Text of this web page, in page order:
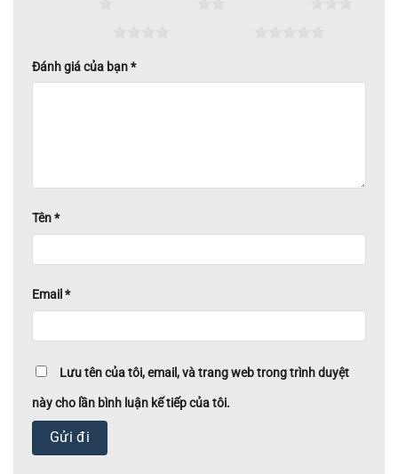
Đánh giá của bạn*
Tên*
Email *
Lưu tên của tôi, email, và trang web trong trình duyệt
này cho lần bình luận kế tiếp của tôi.